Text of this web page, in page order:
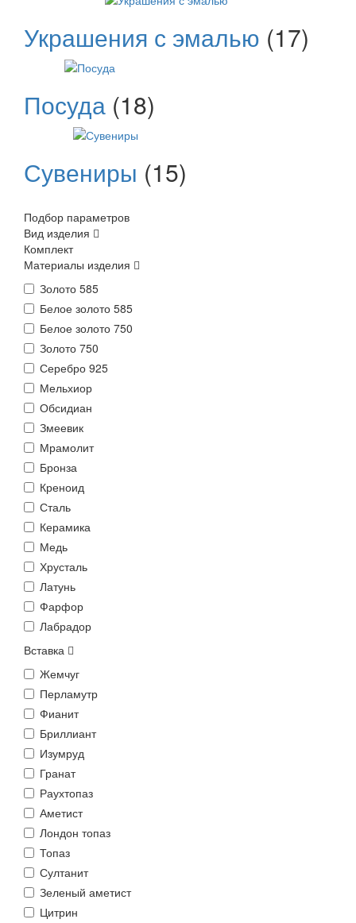
Украшения с эмалью (17)
Посуда (18)
Сувениры (15)
Подбор параметров
Вид изделия
Комплект
Материалы изделия
Золото 585
Белое золото 585
Белое золото 750
Золото 750
Серебро 925
Мельхиор
Обсидиан
Змеевик
Мрамолит
Бронза
Креноид
Сталь
Керамика
Медь
Хрусталь
Латунь
Фарфор
Лабрадор
Вставка
Жемчуг
Перламутр
Фианит
Бриллиант
Изумруд
Гранат
Раухтопаз
Аметист
Лондон топаз
Топаз
Султанит
Зеленый аметист
Цитрин